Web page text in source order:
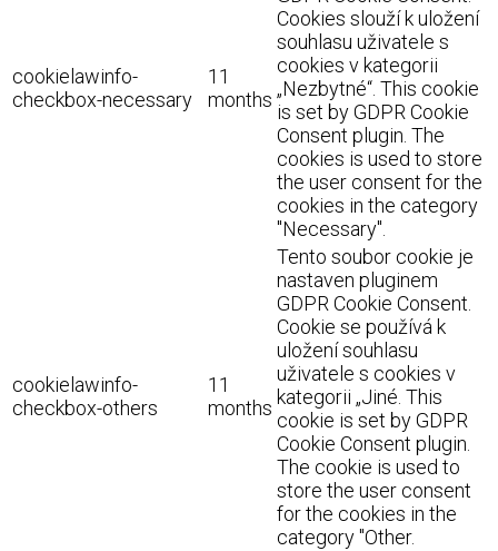
cookielawinfo-
checkbox-necessary
11
months
Cookies slouží k uložení
souhlasu uživatele s
cookies v kategorii
„Nezbytné“. This cookie
is set by GDPR Cookie
Consent plugin. The
cookies is used to store
the user consent for the
cookies in the category
"Necessary".
cookielawinfo-
checkbox-others
11
months
Tento soubor cookie je
nastaven pluginem
GDPR Cookie Consent.
Cookie se používá k
uložení souhlasu
uživatele s cookies v
kategorii „Jiné. This
cookie is set by GDPR
Cookie Consent plugin.
The cookie is used to
store the user consent
for the cookies in the
category "Other.